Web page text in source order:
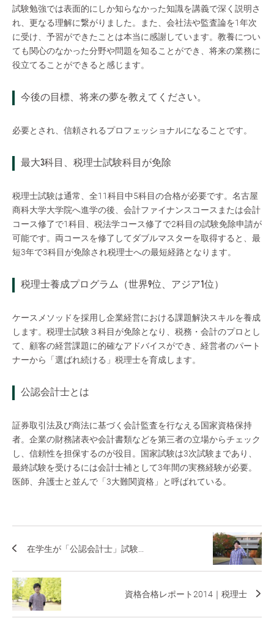
試験勉強では表面的にしか知らなかった知識を講義で深く説明さ
れ、更なる理解に繋がりました。また、会社法や監査論を1年次
に受け、予習ができたことは本当に感謝しています。教養につい
ても関心のなかった分野や問題を知ることができ、将来の業務に
役立てることができると感じます。
今後の目標、将来の夢を教えてください。
必要とされ、信頼されるプロフェッショナルになることです。
最大3科目、税理士試験科目が免除
税理士試験は通常、全11科目中5科目の合格が必要です。名古屋
商科大学大学院へ進学の後、会計ファイナンスコースまたは会計
コース修了で1科目、税法学コース修了で2科目の試験免除申請が
可能です。両コースを修了してダブルマスターを取得すると、最
短3年で3科目が免除され税理士への最短経路となります。
税理士養成プログラム（世界9位、アジア1位）
ケースメソッドを採用し企業経営における課題解決スキルを養成
します。税理士試験３科目が免除となり、税務・会計のプロとし
て、顧客の経営課題に的確なアドバイスができ、経営者のパート
ナーから「選ばれ続ける」税理士を育成します。
公認会計士とは
証券取引法及び商法に基づく会計監査を行なえる国家資格保持
者。企業の財務諸表や会計書類などを第三者の立場からチェック
し、信頼性を担保するのが役目。国家試験は3次試験まであり、
最終試験を受けるには会計士補として3年間の実務経験が必要。
医師、弁護士と並んで「3大難関資格」と呼ばれている。
在学生が「公認会計士」試験...
資格合格レポート2014｜税理士